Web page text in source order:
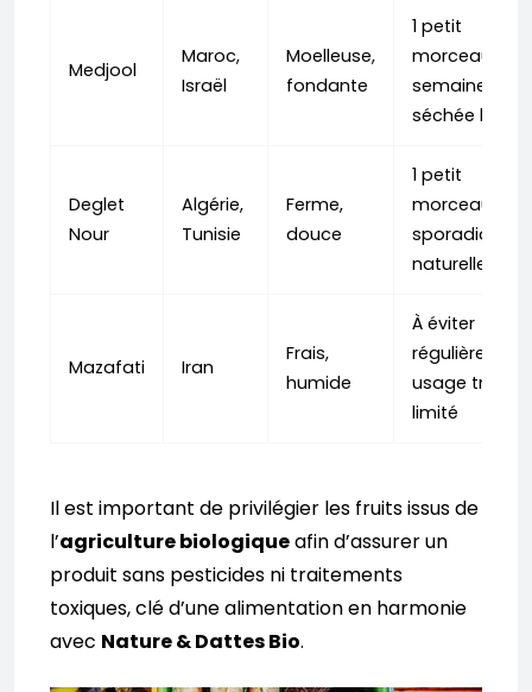
Medjool
Maroc,
Israël
Moelleuse,
fondante
1 petit
morceau par
semaine,
séchée bio
Deglet
Nour
Algérie,
Tunisie
Ferme,
douce
1 petit
morceau
sporadique,
naturelle bio
Mazafati Iran
Frais,
humide
À éviter
usage très
limité
Il est important de privilégier les fruits issus de
l’agriculture biologiqueafin d’assurer un
produit sans pesticides ni traitements
toxiques, clé d’une alimentation en harmonie
avec Nature & Dattes Bio.